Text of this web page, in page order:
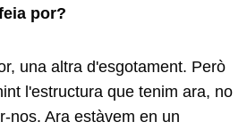
por?
una altra d'esgotament. Però
l'estructura que tenim ara, no
nos. Ara estàvem en un